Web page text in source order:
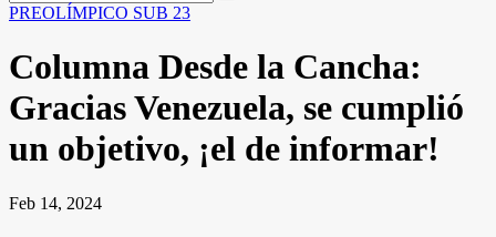
PREOLÍMPICO SUB 23
Columna Desde la Cancha:
Gracias Venezuela, se cumplió
un objetivo, ¡el de informar!
Feb 14, 2024